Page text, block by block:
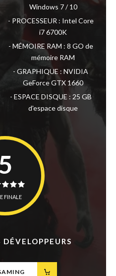
Windows 7 / 10
PROCESSEUR : Intel Core
i7 6700K
MÉMOIRE RAM : 8 GO de
mémoire RAM
GRAPHIQUE : NVIDIA
GeForce GTX 1660
ESPACE DISQUE : 25 GB
d'espace disque
FINALE